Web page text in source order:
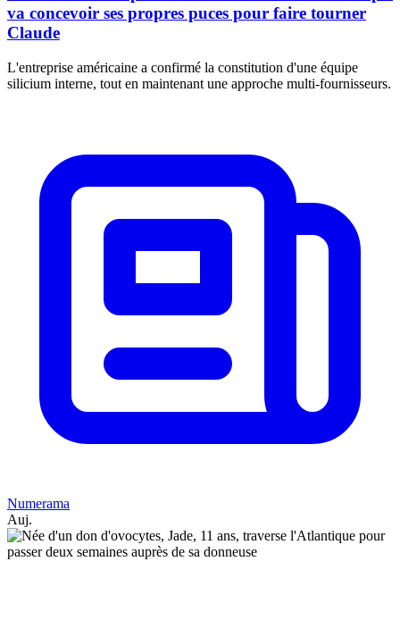
va concevoir ses propres puces pour faire tourner
Claude
L'entreprise américaine a confirmé la constitution d'une équipe
silicium interne, tout en maintenant une approche multi-fournisseurs.
Numerama
Auj.